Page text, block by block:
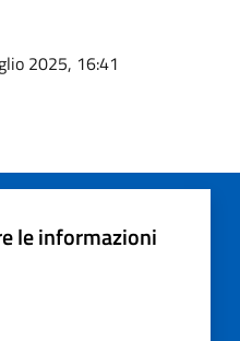
2025, 16:41
le informazioni